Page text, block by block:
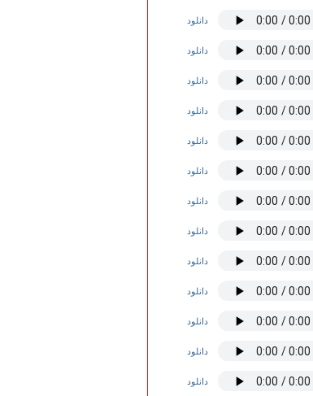
دانلود
دانلود
دانلود
دانلود
دانلود
دانلود
دانلود
دانلود
دانلود
دانلود
دانلود
دانلود
دانلود